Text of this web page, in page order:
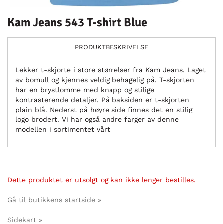
Kam Jeans 543 T-shirt Blue
PRODUKTBESKRIVELSE
Lekker t-skjorte i store størrelser fra Kam Jeans. Laget
av bomull og kjennes veldig behagelig på. T-skjorten
har en brystlomme med knapp og stilige
kontrasterende detaljer. På baksiden er t-skjorten
plain blå. Nederst på høyre side finnes det en stilig
logo brodert. Vi har også andre farger av denne
modellen i sortimentet vårt.
Dette produktet er utsolgt og kan ikke lenger bestilles.
Gå til butikkens startside »
Sidekart »